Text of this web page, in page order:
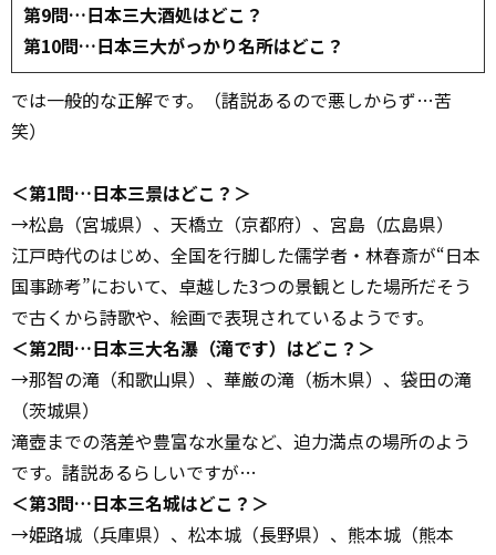
第9問…日本三大酒処はどこ？
第10問…日本三大がっかり名所はどこ？
では一般的な正解です。（諸説あるので悪しからず…苦
笑）
＜第1問…日本三景はどこ？＞
→松島（宮城県）、天橋立（京都府）、宮島（広島県）
江戸時代のはじめ、全国を行脚した儒学者・林春斎が“日本
国事跡考”において、卓越した3つの景観とした場所だそう
で古くから詩歌や、絵画で表現されているようです。
＜第2問…日本三大名瀑（滝です）はどこ？＞
→那智の滝（和歌山県）、華厳の滝（栃木県）、袋田の滝
（茨城県）
滝壺までの落差や豊富な水量など、迫力満点の場所のよう
です。諸説あるらしいですが…
＜第3問…日本三名城はどこ？＞
→姫路城（兵庫県）、松本城（長野県）、熊本城（熊本